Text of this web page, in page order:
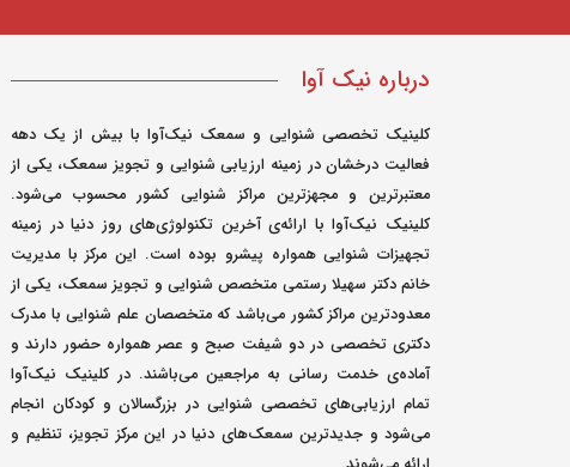
درباره نیک آوا
کلینیک تخصصی شنوایی و سمعک نیک‌آوا با بیش از یک دهه
فعالیت درخشان در زمینه ارزیابی شنوایی و تجویز سمعک، یکی از
معتبرترین و مجهزترین مراکز شنوایی کشور محسوب می‌شود.
کلینیک نیک‌آوا با ارائه‌ی آخرین تکنولوژی‌های روز دنیا در زمینه
تجهیزات شنوایی همواره پیشرو بوده است. این مرکز با مدیریت
خانم دکتر سهیلا رستمی متخصص شنوایی و تجویز سمعک، یکی از
معدودترین مراکز کشور می‌باشد که متخصصان علم شنوایی با مدرک
دکتری تخصصی در دو شیفت صبح و عصر همواره حضور دارند و
آماده‌ی خدمت رسانی به مراجعین می‌باشند. در کلینیک نیک‌آوا
تمام ارزیابی‌های تخصصی شنوایی در بزرگسالان و کودکان انجام
می‌شود و جدیدترین سمعک‌های دنیا در این مرکز تجویز، تنظیم و